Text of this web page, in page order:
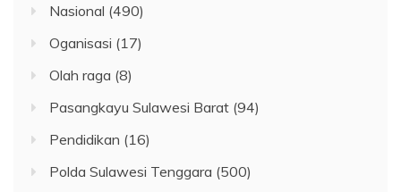
Nasional (490)
Oganisasi (17)
Olah raga (8)
Pasangkayu Sulawesi Barat (94)
Pendidikan (16)
Polda Sulawesi Tenggara (500)